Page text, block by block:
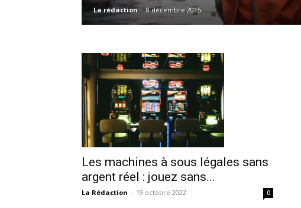
La rédaction - 8 décembre 2015
Les machines à sous légales sans
argent réel : jouez sans...
La Rédaction - 19 octobre 2022 0